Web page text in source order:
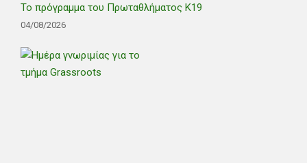
Το πρόγραμμα του Πρωταθλήματος Κ19
04/08/2026